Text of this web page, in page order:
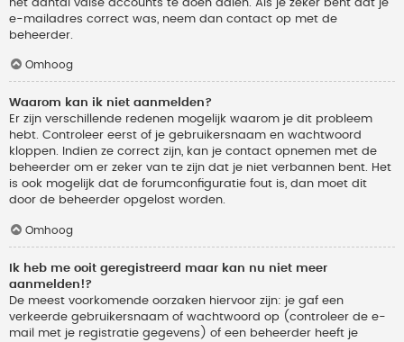
e-mailadres correct was, neem dan contact op met de
beheerder.
Omhoog
Waarom kan ik niet aanmelden?
Er zijn verschillende redenen mogelijk waarom je dit probleem
hebt. Controleer eerst of je gebruikersnaam en wachtwoord
kloppen. Indien ze correct zijn, kan je contact opnemen met de
beheerder om er zeker van te zijn dat je niet verbannen bent. Het
is ook mogelijk dat de forumconfiguratie fout is, dan moet dit
door de beheerder opgelost worden.
Omhoog
Ik heb me ooit geregistreerd maar kan nu niet meer
aanmelden!?
De meest voorkomende oorzaken hiervoor zijn: je gaf een
verkeerde gebruikersnaam of wachtwoord op (controleer de e-
mail met je registratie gegevens) of een beheerder heeft je